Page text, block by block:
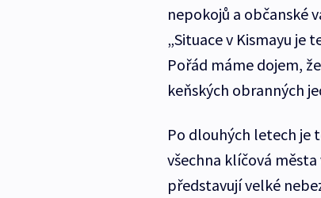
nepokojů a občanské
„Situace v Kismayu je
Pořád máme dojem,
keňských obranných
Po dlouhých letech je
všechna klíčová
představují velké